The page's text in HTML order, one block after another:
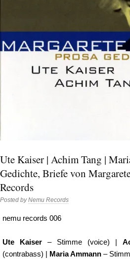
Ute Kaiser | Achim Tang |
Gedichte, Briefe von
Records
Posted byNemu Records
nemu records 006
Ute Kaiser – Stimme (voice) |
(contrabass) | Maria Ammann –